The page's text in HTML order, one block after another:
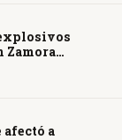
Zamora
afectó a